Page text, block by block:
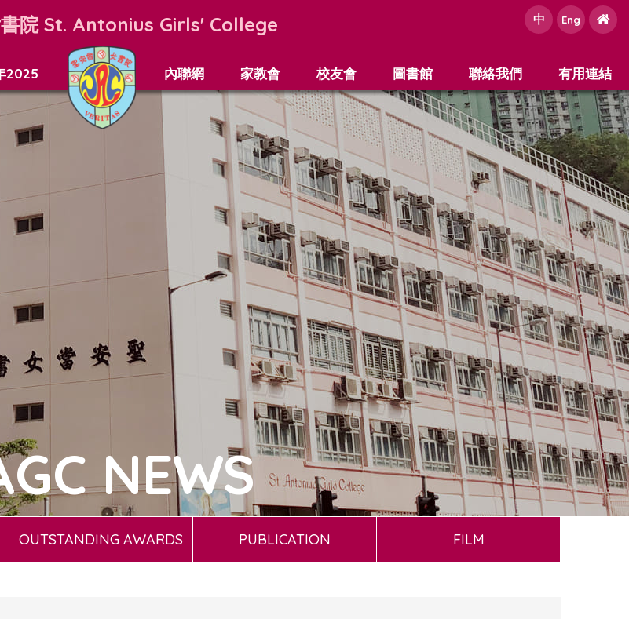
院 St. Antonius Girls' College 中 Eng
2025 內聯網 家教會 校友會 圖書館 聯絡我們 有用連結
NEWS
OUTSTANDING AWARDS PUBLICATION FILM